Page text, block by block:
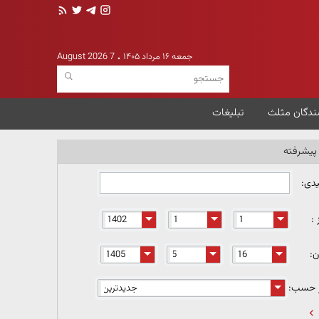
جمعه ۱۶ مرداد ۱۴۰۵ 7 August 2026
مثلث تبلیغات
:
حسب: